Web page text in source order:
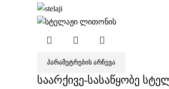
ᲞᲐᲠᲐᲛᲔᲢᲠᲔᲑᲘᲡ ᲐᲠᲩᲔᲕᲐ
საარქივე-სასაწყობე